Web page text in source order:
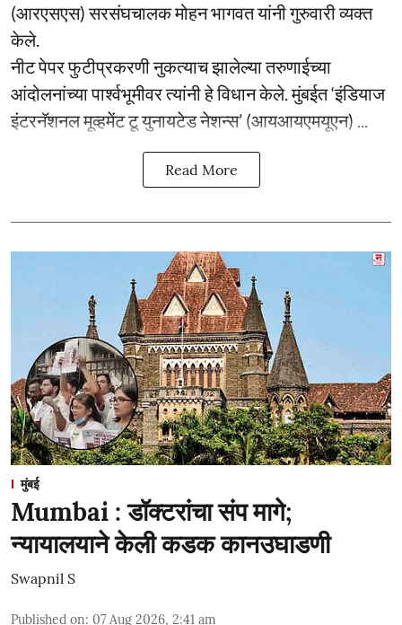
(आरएसएस) सरसंघचालक मोहन भागवत यांनी गुरुवारी व्यक्त
केले.
नीट पेपर फुटीप्रकरणी नुकत्याच झालेल्या तरुणाईच्या
आंदोलनांच्या पार्श्वभूमीवर त्यांनी हे विधान केले. मुंबईत ‘इंडियाज
इंटरनॅशनल मूव्हमेंट टू युनायटेड नेशन्स’ (आयआयएमयूएन) ...
Read More
मुंबई
Mumbai : डॉक्टरांचा संप मागे;
न्यायालयाने केली कडक कानउघाडणी
Swapnil S
Published on: 07 Aug 2026, 2:41 am